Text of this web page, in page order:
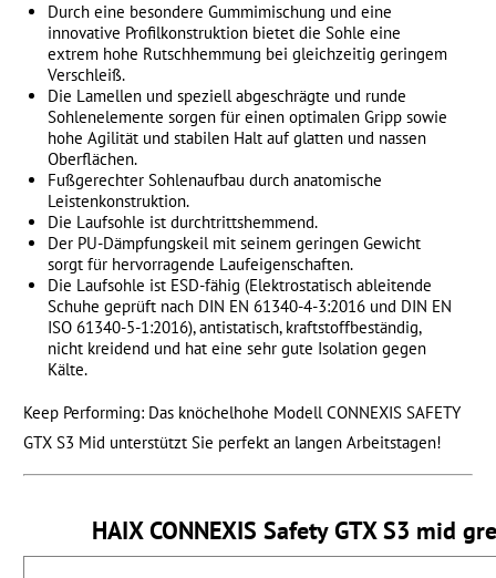
Durch eine besondere Gummimischung und eine
innovative Profilkonstruktion bietet die Sohle eine
extrem hohe Rutschhemmung bei gleichzeitig geringem
Verschleiß.
Die Lamellen und speziell abgeschrägte und runde
Sohlenelemente sorgen für einen optimalen Gripp sowie
hohe Agilität und stabilen Halt auf glatten und nassen
Oberflächen.
Fußgerechter Sohlenaufbau durch anatomische
Leistenkonstruktion.
Die Laufsohle ist durchtrittshemmend.
Der PU-Dämpfungskeil mit seinem geringen Gewicht
sorgt für hervorragende Laufeigenschaften.
Die Laufsohle ist ESD-fähig (Elektrostatisch ableitende
Schuhe geprüft nach DIN EN 61340-4-3:2016 und DIN EN
ISO 61340-5-1:2016), antistatisch, kraftstoffbeständig,
nicht kreidend und hat eine sehr gute Isolation gegen
Kälte.
Keep Performing: Das knöchelhohe Modell CONNEXIS SAFETY
GTX S3 Mid unterstützt Sie perfekt an langen Arbeitstagen!
HAIX CONNEXIS Safety GTX S3 mid